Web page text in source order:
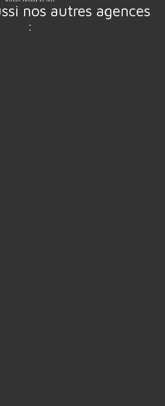
nos autres agences
: